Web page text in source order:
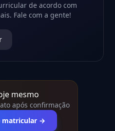
de acordo com
Fale com a gente!
mesmo
após confirmação
matricular →